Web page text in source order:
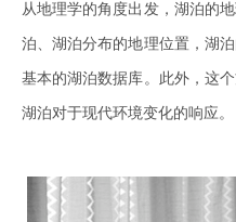
从地理学的角度出发，湖泊的
泊、湖泊分布的地理位置，湖
基本的湖泊数据库。此外，这
湖泊对于现代环境变化的响应。